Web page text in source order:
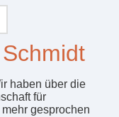
haben über die
für
gesprochen